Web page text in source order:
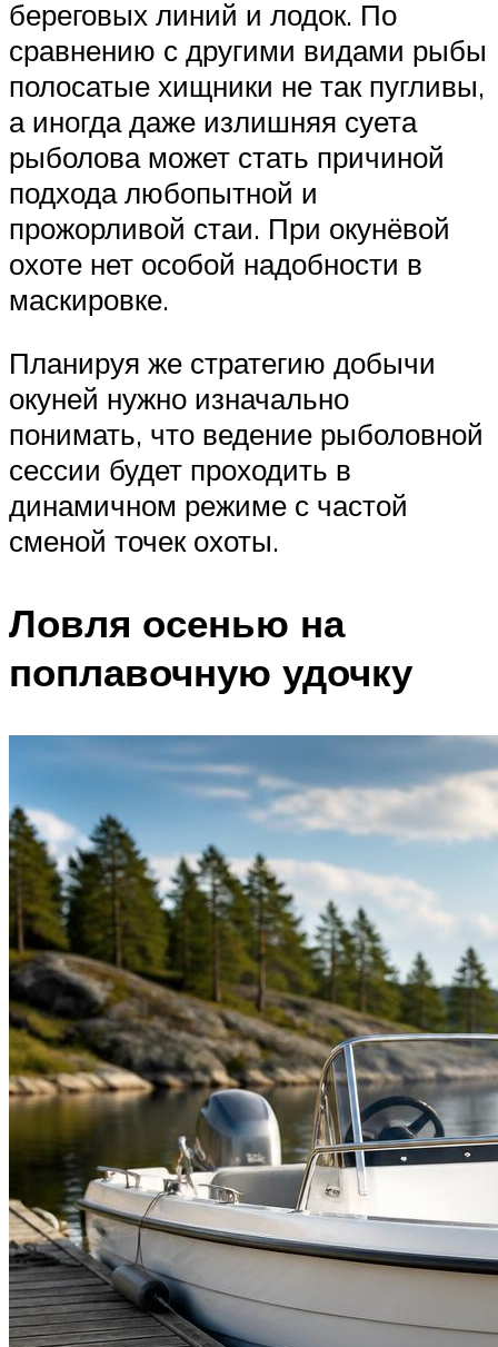
береговых линий и лодок. По
сравнению с другими видами рыбы
полосатые хищники не так пугливы,
а иногда даже излишняя суета
рыболова может стать причиной
подхода любопытной и
прожорливой стаи. При окунёвой
охоте нет особой надобности в
маскировке.
Планируя же стратегию добычи
окуней нужно изначально
понимать, что ведение рыболовной
сессии будет проходить в
динамичном режиме с частой
сменой точек охоты.
Ловля осенью на
поплавочную удочку